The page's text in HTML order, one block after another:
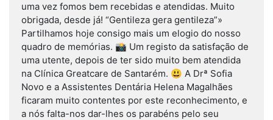
uma vez fomos bem recebidas e atendidas. Muito
obrigada, desde já! “Gentileza gera gentileza”»
Partilhamos hoje consigo mais um elogio do nosso
quadro de memórias. 📸 Um registo da satisfação de
uma utente, depois de ter sido muito bem atendida
na Clínica Greatcare de Santarém. 😃 A Drª Sofia
Novo e a Assistentes Dentária Helena Magalhães
ficaram muito contentes por este reconhecimento, e
a nós falta-nos dar-lhes os parabéns pelo seu